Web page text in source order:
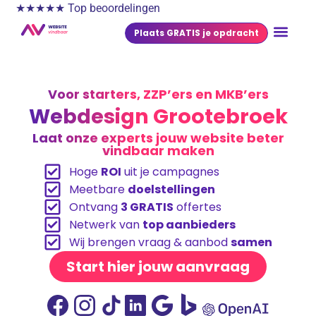
★★★★★ Top beoordelingen
Plaats GRATIS je opdracht
Voor starters, ZZP’ers en MKB’ers
Webdesign Grootebroek
Laat onze experts jouw website beter
vindbaar maken
Hoge ROI uit je campagnes
Meetbare doelstellingen
Ontvang 3 GRATIS offertes
Netwerk van top aanbieders
Wij brengen vraag & aanbodsamen
Start hier jouw aanvraag